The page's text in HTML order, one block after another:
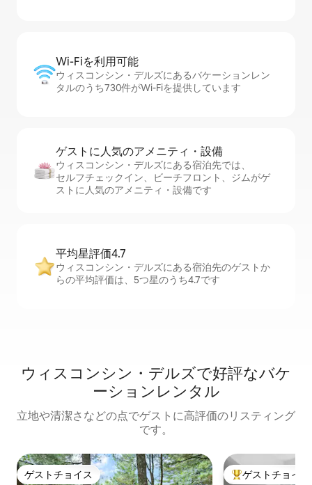
Wi-Fiを利⁠用⁠可⁠能
ウィスコンシン・デルズにあるバケーションレン
タルのうち730件がWi-Fiを提供しています
ゲストに人⁠気⁠のア⁠メ⁠ニ⁠テ⁠ィ・設⁠備
ウィスコンシン・デルズにある宿泊先では、
セ⁠ル⁠フチ⁠ェ⁠ッ⁠ク⁠イ⁠ン、ビーチフロント、ジムがゲ
ストに人気のアメニティ・設備です
平均星評価4.7
ウィスコンシン・デルズにある宿泊先のゲストか
らの平均評価は、5つ星のうち4.7です
ウィスコンシン・デルズで好評なバケ
ーションレンタル
立地や清潔さなどの点でゲストに高評価のリスティング
です。
ゲストチョイス
ゲストチョイス 大好評のゲスト
ゲストチョイス